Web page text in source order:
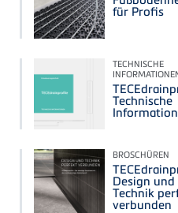
für Profis
TECHNISCHE
Technische
Information
BROSCHÜREN
Design und
Technik
verbunden